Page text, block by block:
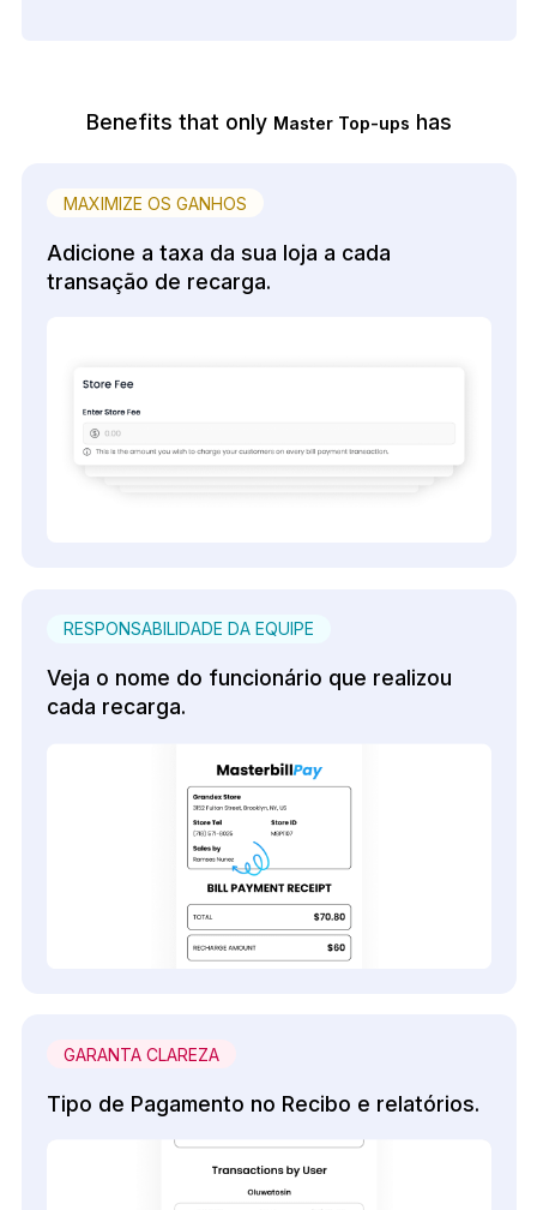
Benefits that only Master Top-ups has
MAXIMIZE OS GANHOS
Adicione a taxa da sua loja a cada
transação de recarga.
RESPONSABILIDADE DA EQUIPE
Veja o nome do funcionário que realizou
cada recarga.
GARANTA CLAREZA
Tipo de Pagamento no Recibo e relatórios.